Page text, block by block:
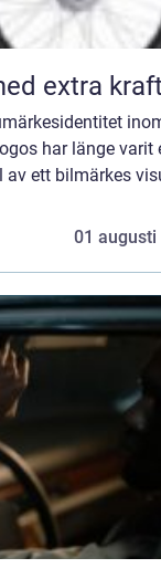
med extra
har länge varit
av ett bilmärkes
01 augusti